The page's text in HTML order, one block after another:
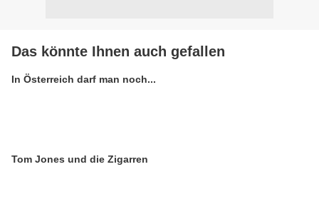
Das könnte Ihnen auch gefallen
In Österreich darf man noch...
Tom Jones und die Zigarren